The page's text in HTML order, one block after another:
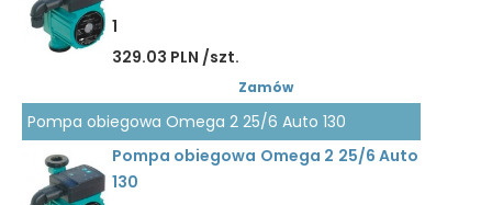
1
329.03 PLN /szt.
Zamów
Pompa obiegowa Omega 2 25/6 Auto 130
Pompa obiegowa Omega 2 25/6 Auto
130